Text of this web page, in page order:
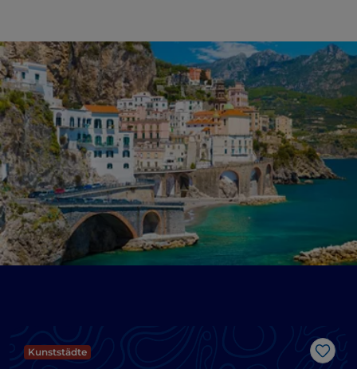
Like
Kunststädte